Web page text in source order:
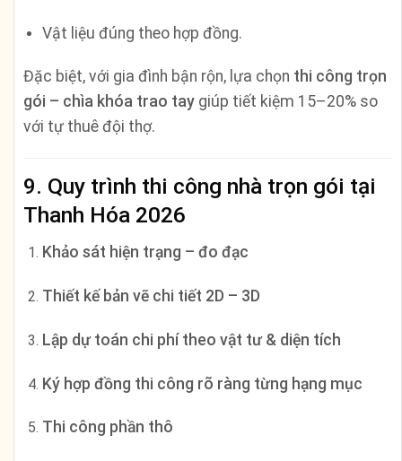
Vật liệu đúng theo hợp đồng.
Đặc biệt, với gia đình bận rộn, lựa chọn thi công trọn
gói – chìa khóa trao tay giúp tiết kiệm 15–20% so
với tự thuê đội thợ.
9. Quy trình thi công nhà trọn gói tại
Thanh Hóa 2026
Khảo sát hiện trạng – đo đạc
Thiết kế bản vẽ chi tiết 2D – 3D
Lập dự toán chi phí theo vật tư & diện tích
Ký hợp đồng thi công rõ ràng từng hạng mục
Thi công phần thô